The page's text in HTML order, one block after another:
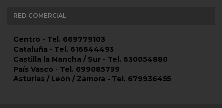
RED COMERCIAL
Centro - Tel. 669779103
Cataluña - Tel. 616644493
Castilla la Mancha / Sur - Tel. 630054880
País Vasco - Tel. 699085799
Asturias / León / Zamora - Tel. 679936455